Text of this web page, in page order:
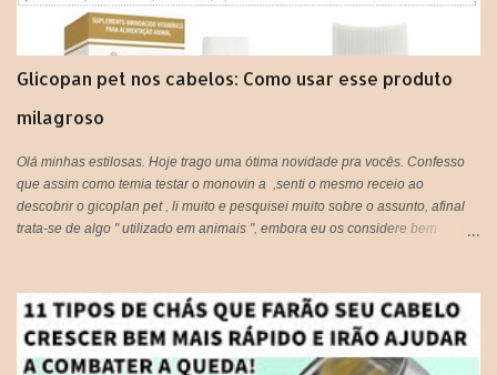
Glicopan pet nos cabelos: Como usar esse produto
milagroso
Olá minhas estilosas. Hoje trago uma ótima novidade pra vocês. Confesso
que assim como temia testar o monovin a ,senti o mesmo receio ao
descobrir o gicoplan pet , li muito e pesquisei muito sobre o assunto, afinal
trata-se de algo " utilizado em animais ", embora eu os considere bem
pet, há alguns blogs que criticam e outros que recomendam, respeito a
opinião de cada um, porém hoje estarei postando a minha opinião aqui, que
fique claro que este produto não foi criado originalmente para ser usado em
seres humanos e muito menos em cabelos, portanto fica a critério de cada